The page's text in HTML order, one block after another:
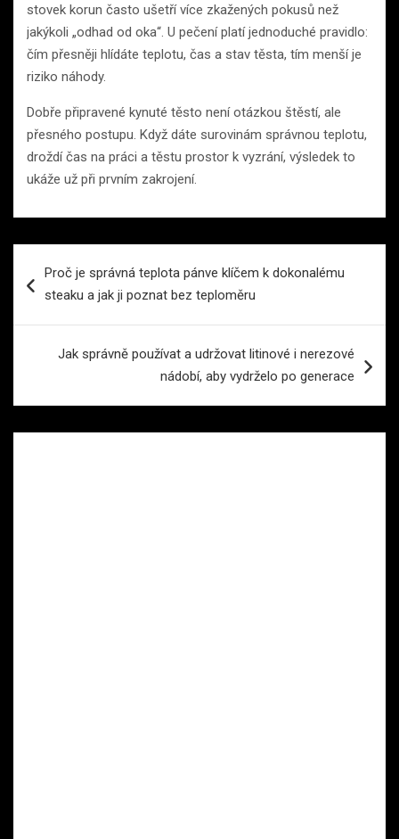
stovek korun často ušetří více zkažených pokusů než
jakýkoli „odhad od oka“. U pečení platí jednoduché pravidlo:
čím přesněji hlídáte teplotu, čas a stav těsta, tím menší je
riziko náhody.
Dobře připravené kynuté těsto není otázkou štěstí, ale
přesného postupu. Když dáte surovinám správnou teplotu,
droždí čas na práci a těstu prostor k vyzrání, výsledek to
ukáže už při prvním zakrojení.
proProč je správná teplota pánve klíčem k dokonalému
steaku a jak ji poznat bez teploměru
Jak správně používat a udržovat litinové i nerezové
nádobí, aby vydrželo po generace